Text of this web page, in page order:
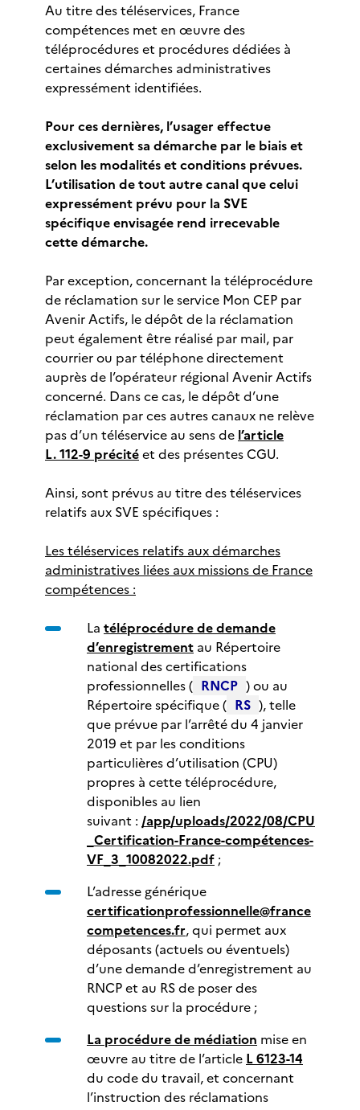
Au titre des téléservices, France
compétences met en œuvre des
téléprocédures et procédures dédiées à
certaines démarches administratives
expressément identifiées.
Pour ces dernières, l’usager effectue
exclusivement sa démarche par le biais et
selon les modalités et conditions prévues.
L’utilisation de tout autre canal que celui
expressément prévu pour la SVE
spécifique envisagée rend irrecevable
cette démarche.
Par exception, concernant la téléprocédure
de réclamation sur le service Mon CEP par
Avenir Actifs, le dépôt de la réclamation
peut également être réalisé par mail, par
courrier ou par téléphone directement
auprès de l’opérateur régional Avenir Actifs
concerné. Dans ce cas, le dépôt d’une
réclamation par ces autres canaux ne relève
pas d’un téléservice au sens de l’article
L. 112-9 précitéet des présentes CGU.
Ainsi, sont prévus au titre des téléservices
relatifs aux SVE spécifiques :
Les téléservices relatifs aux démarches
administratives liées aux missions de France
compétences :
La téléprocédure de demande
d’enregistrement au Répertoire
national des certifications
professionnelles ( RNCP ) ou au
Répertoire spécifique ( RS ), telle
que prévue par l’arrêté du 4 janvier
2019 et par les conditions
particulières d’utilisation (CPU)
propres à cette téléprocédure,
disponibles au lien
suivant : /app/uploads/2022/08/CPU
_Certification-France-compétences-
VF_3_10082022.pdf ;
L’adresse générique
certificationprofessionnelle@france
competences.fr, qui permet aux
déposants (actuels ou éventuels)
d’une demande d’enregistrement au
RNCP et au RS de poser des
questions sur la procédure ;
La procédure de médiation mise en
œuvre au titre de l’article L 6123-14
du code du travail, et concernant
l’instruction des réclamations